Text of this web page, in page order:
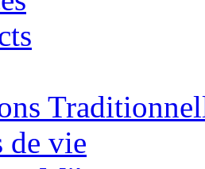
de vie